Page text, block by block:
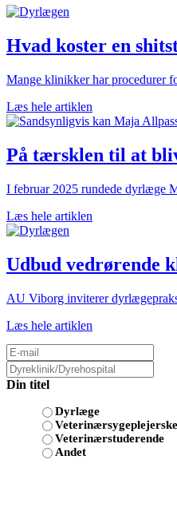
Hvad koster en
Mange klinikker har procedurer
Læs hele artiklen
På tærsklen til at
I februar 2025 rundede dyrlæge
Læs hele artiklen
Udbud vedrørende
AU Viborg inviterer
Læs hele artiklen
Din titel
Dyrlæge
Veterinærsygeplejerske
Veterinærstuderende
Andet